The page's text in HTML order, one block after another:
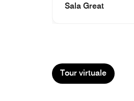
Sala Great
Tour virtuale